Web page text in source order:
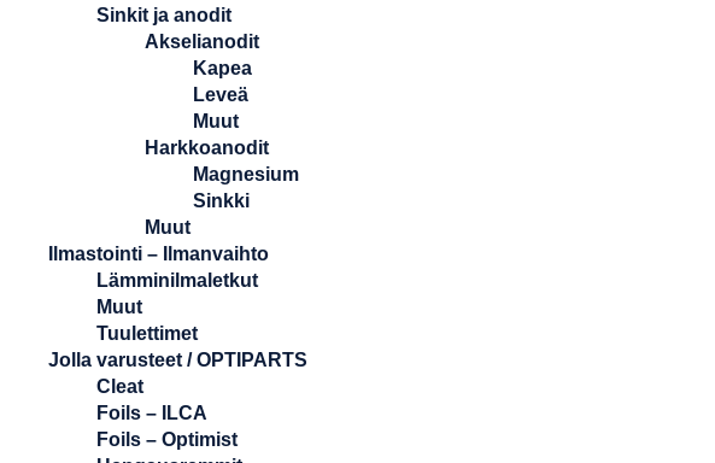
Sinkit ja anodit
Akselianodit
Kapea
Leveä
Muut
Harkkoanodit
Magnesium
Sinkki
Muut
Ilmastointi – Ilmanvaihto
Lämminilmaletkut
Muut
Tuulettimet
Jolla varusteet / OPTIPARTS
Cleat
Foils – ILCA
Foils – Optimist